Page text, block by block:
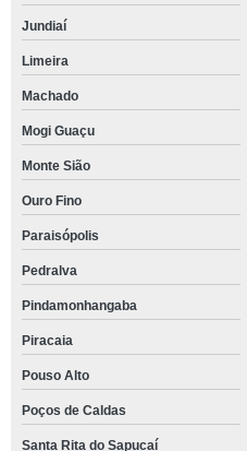
Jundiaí
Limeira
Machado
Mogi Guaçu
Monte Sião
Ouro Fino
Paraisópolis
Pedralva
Pindamonhangaba
Piracaia
Pouso Alto
Poços de Caldas
Santa Rita do Sapucaí